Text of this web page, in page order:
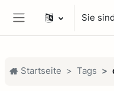
Website-Übersicht
Sie
Startseite Tags